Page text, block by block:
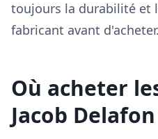
toujours la durabilité et
fabricant avant d'acheter.
Où acheter
Jacob Delafon